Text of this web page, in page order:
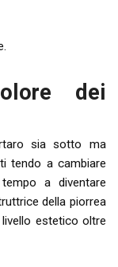
dei
sia sotto ma
tendo a cambiare
a diventare
della piorrea
estetico oltre